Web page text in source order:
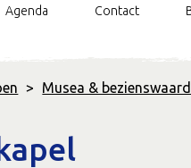
rolstoelroutes
Agenda Contact
> Musea &